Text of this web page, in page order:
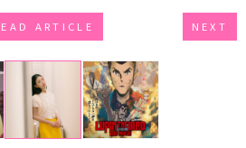
ARTICLE NEXT